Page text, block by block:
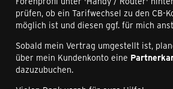
prüfen, ob ein Tarifwechsel zu den CB-
möglich ist und diesen ggf. für mich
Sobald mein Vertrag umgestellt ist,
über mein Kundenkonto eine
dazuzubuchen.